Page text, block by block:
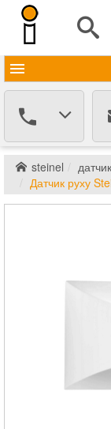
steinel
Датчик руху